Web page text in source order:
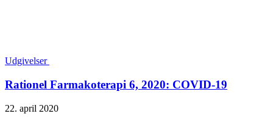
Udgivelser
Rationel Farmakoterapi 6, 2020: COVID-19
22. april 2020